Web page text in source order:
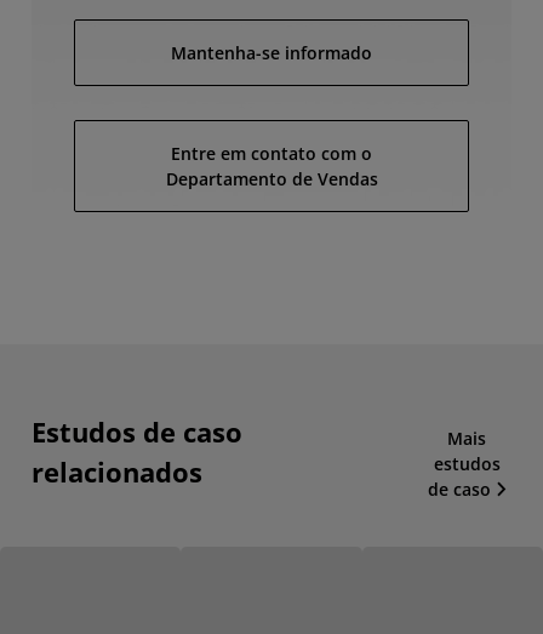
Mantenha-se informado
Entre em contato com o
Departamento de Vendas
Estudos de caso
relacionados
Mais
estudos
de caso